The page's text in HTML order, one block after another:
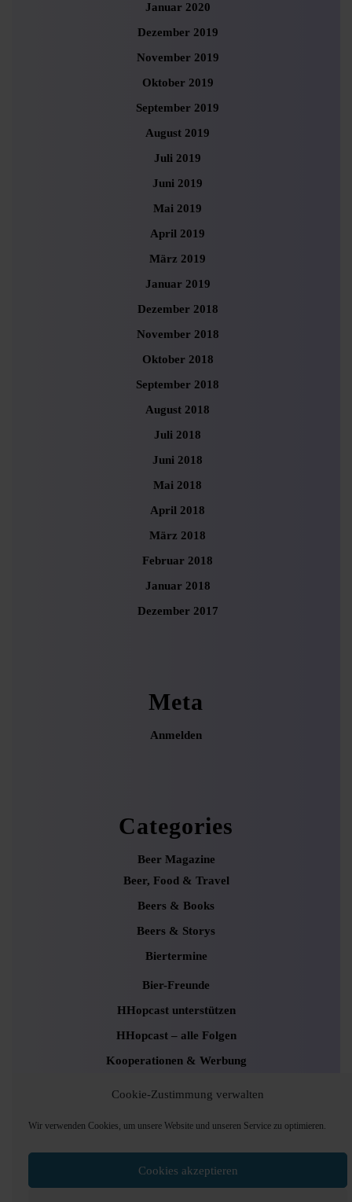
Cookie-Zustimmung verwalten
Wir verwenden Cookies, um unsere Website und unseren Service zu optimieren.
Cookies akzeptieren
Januar 2020
Dezember 2019
November 2019
Oktober 2019
September 2019
August 2019
Juli 2019
Juni 2019
Mai 2019
April 2019
März 2019
Januar 2019
Dezember 2018
November 2018
Oktober 2018
September 2018
August 2018
Juli 2018
Juni 2018
Mai 2018
April 2018
März 2018
Februar 2018
Januar 2018
Dezember 2017
Meta
Anmelden
Categories
Beer Magazine
Beer, Food & Travel
Beers & Books
Beers & Storys
Biertermine
Bier-Freunde
HHopcast unterstützen
HHopcast – alle Folgen
Kooperationen & Werbung
Podcaster Radio WordPress Theme